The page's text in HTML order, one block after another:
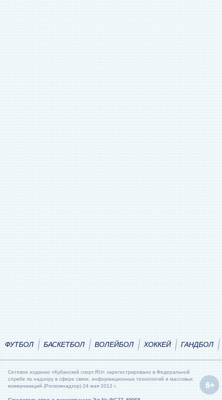
ФУТБОЛ БАСКЕТБОЛ ВОЛЕЙБОЛ ХОККЕЙ ГАНДБОЛ
Сетевое издание «Кубанский спорт.RU» зарегистрировано в Федеральной
службе по надзору в сфере связи, информационных технологий и массовых
коммуникаций (Роскомнадзор) 24 мая 2012 г.